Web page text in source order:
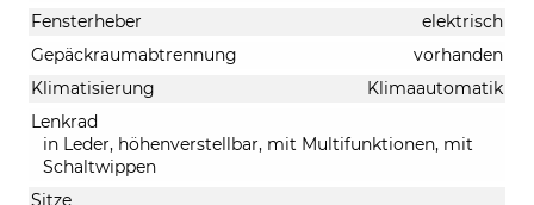
Fensterheber
elektrisch
Gepäckraumabtrennung
vorhanden
Klimatisierung
Klimaautomatik
Lenkrad
in Leder, höhenverstellbar, mit Multifunktionen, mit
Schaltwippen
Sitze